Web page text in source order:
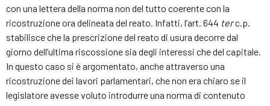
con una lettera della norma non del tutto coerente con la
ricostruzione ora delineata del reato. Infatti, l’art. 644 terc.p.
stabilisce che la prescrizione del reato di usura decorre dal
giorno dell’ultima riscossione sia degli interessi che del capitale.
In questo caso si è argomentato, anche attraverso una
ricostruzione dei lavori parlamentari, che non era chiaro se il
legislatore avesse voluto introdurre una norma di contenuto